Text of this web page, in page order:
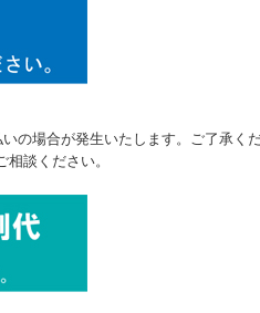
の場合が発生いたします。ご了承くだ
談ください。